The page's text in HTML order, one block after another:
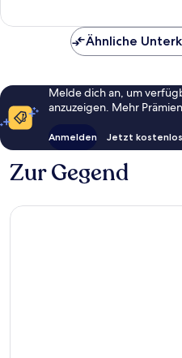
Ähnliche
Melde dich an, um
anzuzeigen. Mehr
Anmelden Jetzt
Zur Gegend